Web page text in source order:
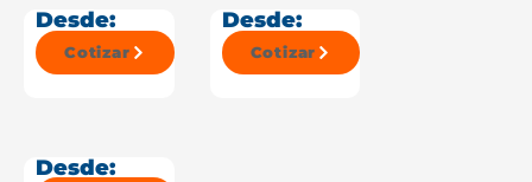
Desde:
Cotizar
Desde:
Cotizar
Desde: